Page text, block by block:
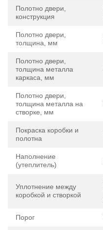
Полотно двери,
конструкция
Полотно двери,
толщина, мм
Полотно двери,
толщина металла
каркаса, мм
Полотно двери,
толщина металла на
створке, мм
Покраска коробки и
полотна
Наполнение
(утеплитель)
Уплотнение между
коробкой и створкой
Порог